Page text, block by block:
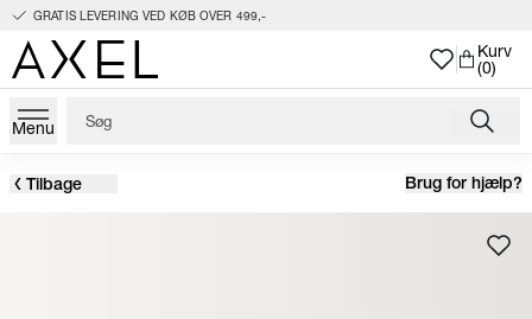
GRATIS LEVERING VED KØB OVER 499,-
Kurv
(0)
Menu
Tilbage Brug for hjælp?